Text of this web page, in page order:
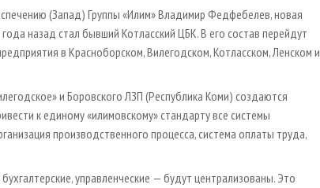
(Запад) Группы «Илим» Владимир Федфебелев, новая
назад стал бывший Котласский ЦБК. В его состав перейдут
в Красноборском, Вилегодском, Котласском, Ленском и
и Боровского ЛЗП (Республика Коми) создаются
к единому «илимовскому» стандарту все системы
производственного процесса, система оплаты труда,
управленческие — будут централизованы. Это